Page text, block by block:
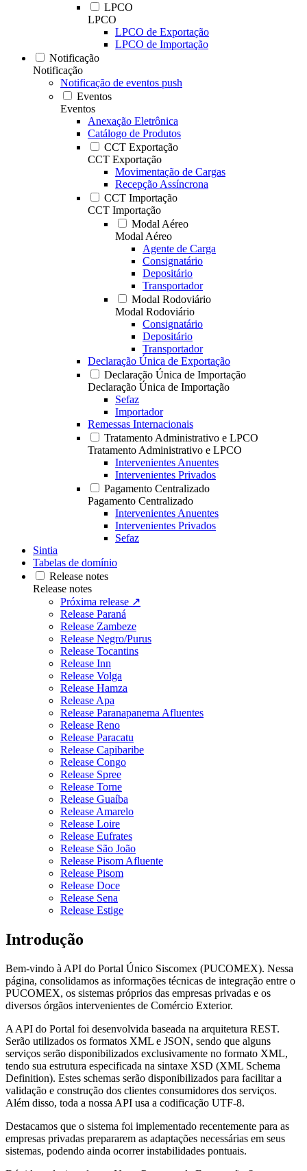
LPCO
LPCO
LPCO de Exportação
LPCO de Importação
Notificação
Notificação
Notificação de eventos push
Eventos
Eventos
Anexação Eletrônica
Catálogo de Produtos
CCT Exportação
CCT Exportação
Movimentação de Cargas
Recepção Assíncrona
CCT Importação
CCT Importação
Modal Aéreo
Modal Aéreo
Agente de Carga
Consignatário
Depositário
Transportador
Modal Rodoviário
Modal Rodoviário
Consignatário
Depositário
Transportador
Declaração Única de Exportação
Declaração Única de Importação
Declaração Única de Importação
Sefaz
Importador
Remessas Internacionais
Tratamento Administrativo e LPCO
Tratamento Administrativo e LPCO
Intervenientes Anuentes
Intervenientes Privados
Pagamento Centralizado
Pagamento Centralizado
Intervenientes Anuentes
Intervenientes Privados
Sefaz
Sintia
Tabelas de domínio
Release notes
Release notes
Próxima release ↗
Release Paraná
Release Zambeze
Release Negro/Purus
Release Tocantins
Release Inn
Release Volga
Release Hamza
Release Apa
Release Paranapanema Afluentes
Release Reno
Release Paracatu
Release Capibaribe
Release Congo
Release Spree
Release Torne
Release Guaíba
Release Amarelo
Release Loire
Release Eufrates
Release São João
Release Pisom Afluente
Release Pisom
Release Doce
Release Sena
Release Estige
Introdução
Bem-vindo à API do Portal Único Siscomex (PUCOMEX). Nessa
página, consolidamos as informações técnicas de integração entre o
PUCOMEX, os sistemas próprios das empresas privadas e os
diversos órgãos intervenientes de Comércio Exterior.
A API do Portal foi desenvolvida baseada na arquitetura REST.
Serão utilizados os formatos XML e JSON, sendo que alguns
serviços serão disponibilizados exclusivamente no formato XML,
tendo sua estrutura especificada na sintaxe XSD (XML Schema
Definition). Estes schemas serão disponibilizados para facilitar a
validação e construção dos clientes consumidores dos serviços.
Além disso, toda a nossa API usa a codificação UTF-8.
Destacamos que o sistema foi implementado recentemente para as
empresas privadas prepararem as adaptações necessárias em seus
sistemas, podendo ainda ocorrer instabilidades pontuais.